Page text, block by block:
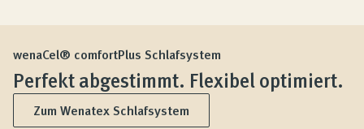
wenaCel® comfortPlus Schlafsystem
Perfekt abgestimmt. Flexibel optimiert.
Zum Wenatex Schlafsystem